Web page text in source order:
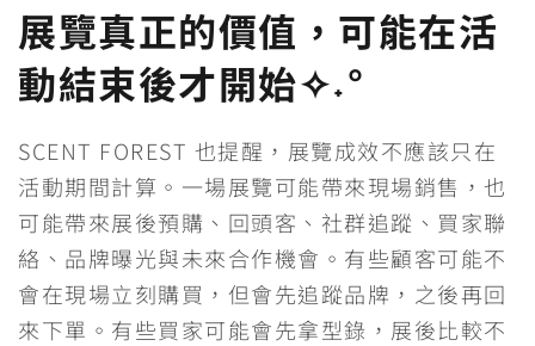
展覽真正的價值，可能在活
動結束後才開始✧˖°
SCENT FOREST 也提醒，展覽成效不應該只在
活動期間計算。一場展覽可能帶來現場銷售，也
可能帶來展後預購、回頭客、社群追蹤、買家聯
絡、品牌曝光與未來合作機會。有些顧客可能不
會在現場立刻購買，但會先追蹤品牌，之後再回
來下單。有些買家可能會先拿型錄，展後比較不